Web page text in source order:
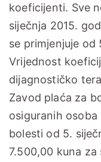
koeficijenti. Sve
siječnja 2015.
se primjenjuje od
Vrijednost
dijagnostičko
Zavod plaća za
osiguranih
bolesti od 5.
7.500,00 kuna za